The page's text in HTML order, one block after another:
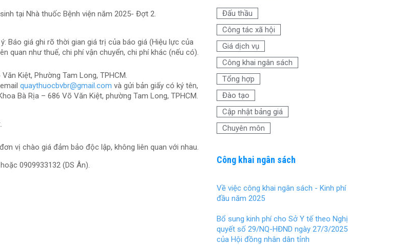
tại Nhà thuốc Bệnh viện năm 2025- Đợt 2.
Báo giá ghi rõ thời gian giá trị của báo giá (Hiệu lực của
quan như thuế, chi phí vận chuyển, chi phí khác (nếu có).
Kiệt, Phường Tam Long, TPHCM.
quaythuocbvbr@gmail.com và gửi bản giấy có ký tên,
Bà Rịa – 686 Võ Văn Kiệt, phường Tam Long, TPHCM.
vị chào giá đảm bảo độc lập, không liên quan với nhau.
0909933132 (DS Ân).
b
o
o
k
er
t
Đấu thầu
Công tác xã hội
Giá dịch vụ
Công khai ngân sách
Tổng hợp
Đào tạo
Cập nhật bảng giá
Chuyên môn
Công khai ngân sách
Về việc công khai ngân sách - Kinh phí
đầu năm 2025
Bổ sung kinh phí cho Sở Y tế theo Nghị
quyết số 29/NQ-HĐND ngày 27/3/2025
của Hội đồng nhân dân tỉnh